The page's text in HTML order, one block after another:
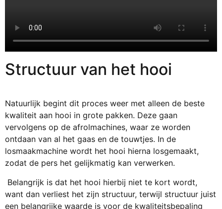
Structuur van het hooi
Natuurlijk begint dit proces weer met alleen de beste
kwaliteit aan hooi in grote pakken. Deze gaan
vervolgens op de afrolmachines, waar ze worden
ontdaan van al het gaas en de touwtjes. In de
losmaakmachine wordt het hooi hierna losgemaakt,
zodat de pers het gelijkmatig kan verwerken.
Belangrijk is dat het hooi hierbij niet te kort wordt,
want dan verliest het zijn structuur, terwijl structuur juist
een belangrijke waarde is voor de kwaliteitsbepaling